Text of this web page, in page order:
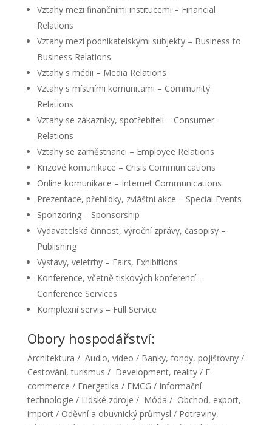
Vztahy mezi finančními institucemi – Financial
Relations
Vztahy mezi podnikatelskými subjekty – Business to
Business Relations
Vztahy s médii – Media Relations
Vztahy s místními komunitami – Community
Relations
Vztahy se zákazníky, spotřebiteli – Consumer
Relations
Vztahy se zaměstnanci – Employee Relations
Krizové komunikace – Crisis Communications
Online komunikace – Internet Communications
Prezentace, přehlídky, zvláštní akce – Special Events
Sponzoring – Sponsorship
Vydavatelská činnost, výroční zprávy, časopisy –
Publishing
Výstavy, veletrhy – Fairs, Exhibitions
Konference, včetně tiskových konferencí –
Conference Services
Komplexní servis – Full Service
Obory hospodářství:
Architektura / Audio, video / Banky, fondy, pojišťovny /
Cestování, turismus / Development, reality / E-
commerce / Energetika / FMCG / Informační
technologie / Lidské zdroje / Móda / Obchod, export,
import / Oděvní a obuvnický průmysl / Potraviny,